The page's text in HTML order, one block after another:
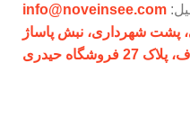
info@noveinsee.com
پشت شهرداری، نبش پاساژ
27 فروشگاه حیدری